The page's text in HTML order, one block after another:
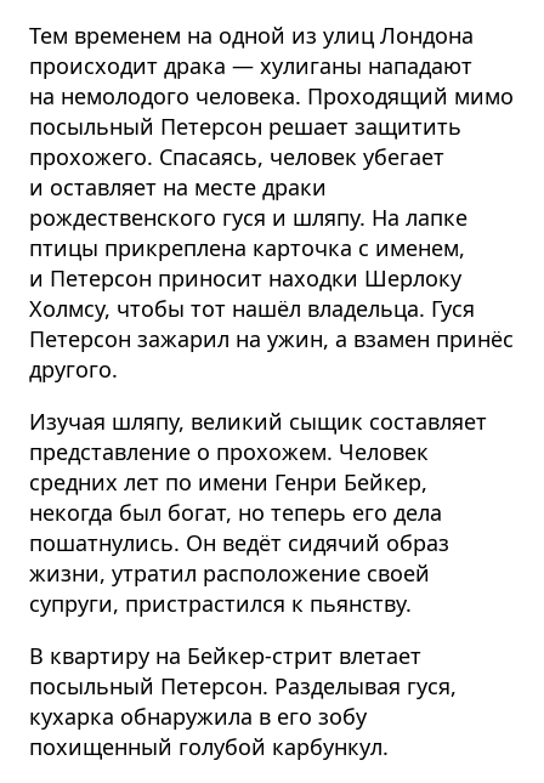
Тем временем на одной из улиц Лондона
происходит драка — хулиганы нападают
на немолодого человека. Проходящий мимо
посыльный Петерсон решает защитить
прохожего. Спасаясь, человек убегает
и оставляет на месте драки
рождественского гуся и шляпу. На лапке
птицы прикреплена карточка с именем,
и Петерсон приносит находки Шерлоку
Холмсу, чтобы тот нашёл владельца. Гуся
Петерсон зажарил на ужин, а взамен принёс
другого.
Изучая шляпу, великий сыщик составляет
представление о прохожем. Человек
средних лет по имени Генри Бейкер,
некогда был богат, но теперь его дела
пошатнулись. Он ведёт сидячий образ
жизни, утратил расположение своей
супруги, пристрастился к пьянству.
В квартиру на Бейкер-стрит влетает
посыльный Петерсон. Разделывая гуся,
кухарка обнаружила в его зобу
похищенный голубой карбункул.